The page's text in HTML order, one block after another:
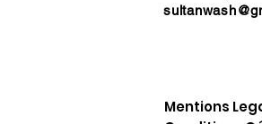
Mentions